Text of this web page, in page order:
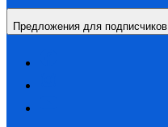
Предложения для подписчиков